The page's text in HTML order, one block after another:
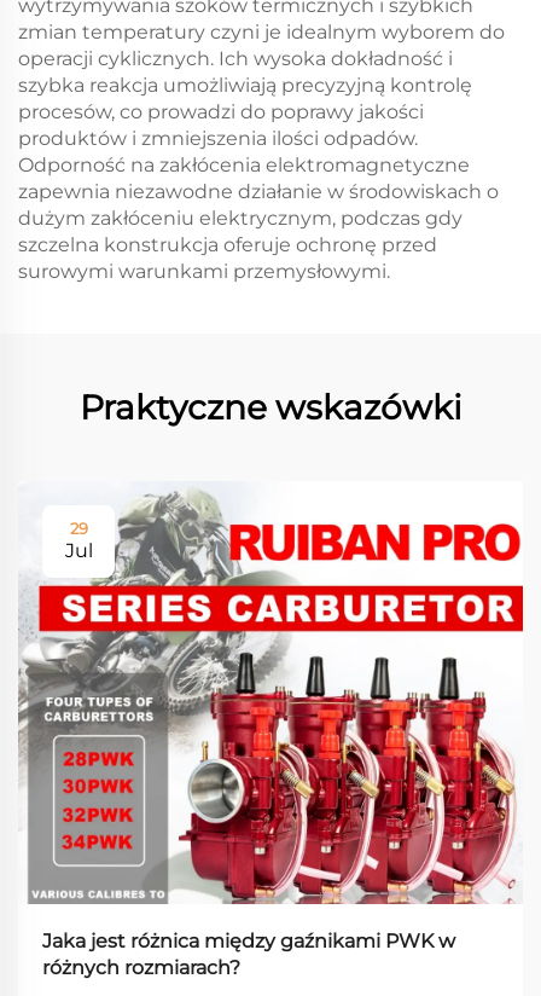
wytrzymywania szoków termicznych i szybkich
zmian temperatury czyni je idealnym wyborem do
operacji cyklicznych. Ich wysoka dokładność i
szybka reakcja umożliwiają precyzyjną kontrolę
procesów, co prowadzi do poprawy jakości
produktów i zmniejszenia ilości odpadów.
Odporność na zakłócenia elektromagnetyczne
zapewnia niezawodne działanie w środowiskach o
dużym zakłóceniu elektrycznym, podczas gdy
szczelna konstrukcja oferuje ochronę przed
surowymi warunkami przemysłowymi.
Praktyczne wskazówki
29
Jul
Jaka jest różnica między gaźnikami PWK w
różnych rozmiarach?